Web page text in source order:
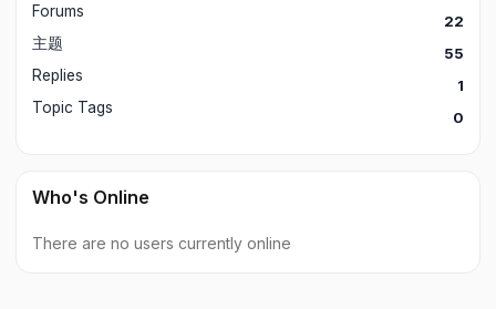
Forums
22
主题
55
Replies
1
Topic Tags
0
Who's Online
There are no users currently online